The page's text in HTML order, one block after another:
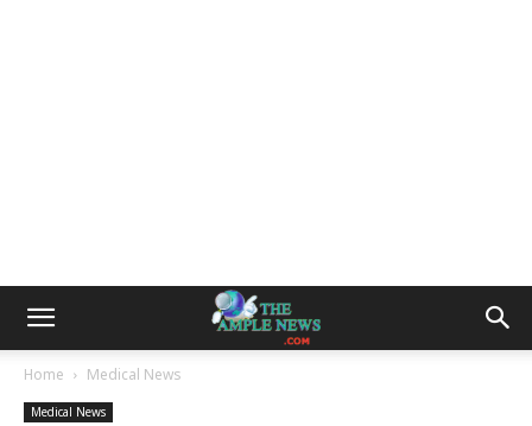
Home Medical News
Medical News